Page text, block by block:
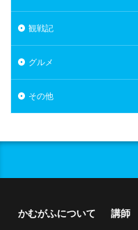
観戦記
グルメ
その他
かむがふについて 講師